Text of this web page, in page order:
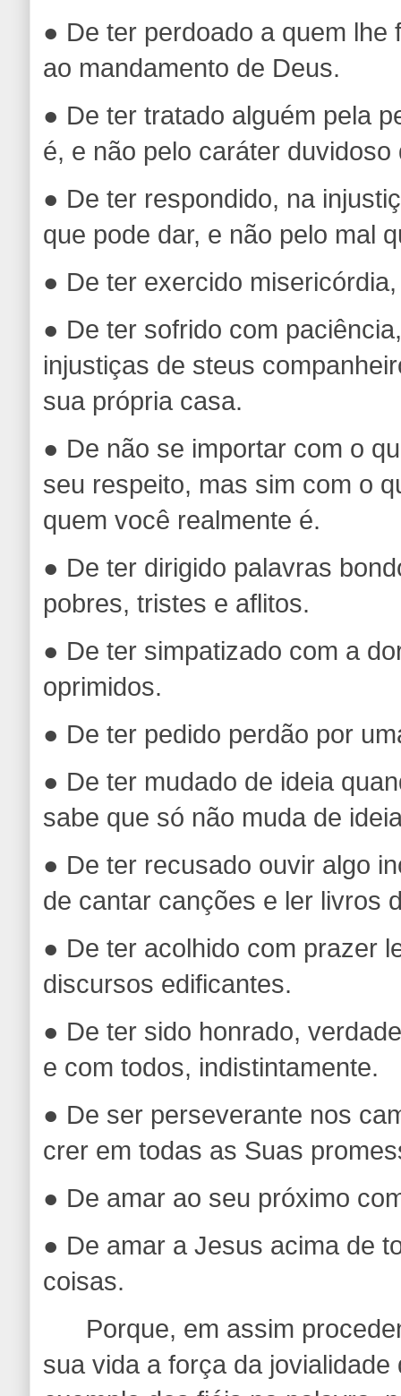
● De ter perdoado a quem lhe
ao mandamento de Deus.
● De ter tratado alguém pela
é, e não pelo caráter
● De ter respondido, na
que pode dar, e não pelo mal
● De ter exercido
● De ter sofrido com
injustiças de steus
sua própria casa.
● De não se importar com o
seu respeito, mas sim com o
quem você realmente é.
● De ter dirigido palavras
pobres, tristes e aflitos.
● De ter simpatizado com a
oprimidos.
● De ter pedido perdão por
● De ter mudado de ideia
sabe que só não muda de
● De ter recusado ouvir algo
de cantar canções e ler livros
● De ter acolhido com prazer
discursos edificantes.
● De ter sido honrado,
e com todos, indistintamente.
● De ser perseverante nos
crer em todas as Suas
● De amar ao seu próximo
● De amar a Jesus acima de
coisas.
Porque, em assim
sua vida a força da jovialidade